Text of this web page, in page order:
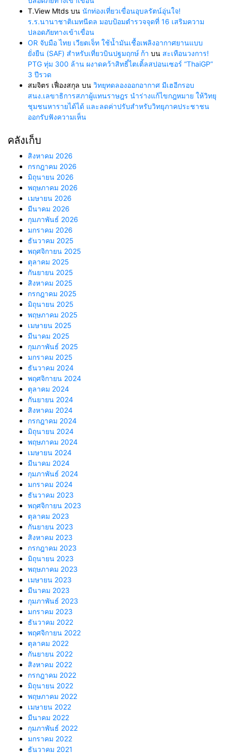
T.View Mtds บน นักท่องเที่ยวเขื่อนอุบลรัตน์อุ่นใจ!
ร.ร.นานาชาติเมทนีดล มอบป้อมตำรวจจุดที่ 16 เสริมความ
ปลอดภัยทางเข้าเขื่อน
OR จับมือ ไทย เวียตเจ็ท ใช้น้ำมันเชื้อเพลิงอากาศยานแบบ
ยั่งยืน (SAF) สำหรับเที่ยวบินปฐมฤกษ์ ก้า บน สะเทือนวงการ!
PTG ทุ่ม 300 ล้าน ผงาดคว้าสิทธิ์ไตเติ้ลสปอนเซอร์ “ThaiGP”
3 ปีรวด
สมจิตร เฟื่องสกุล บน วิทยุทดลองออกอากาศ มีเฮอีกรอบ
สนง.เลขาธิการสภาผู้แทนราษฎร นำร่างแก้ไขกฎหมาย ให้วิทยุ
ชุมชนหารายได้ได้ และลดค่าปรับสำหรับวิทยุภาคประชาชน
ออกรับฟังความเห็น
คลังเก็บ
สิงหาคม 2026
กรกฎาคม 2026
มิถุนายน 2026
พฤษภาคม 2026
เมษายน 2026
มีนาคม 2026
กุมภาพันธ์ 2026
มกราคม 2026
ธันวาคม 2025
พฤศจิกายน 2025
ตุลาคม 2025
กันยายน 2025
สิงหาคม 2025
กรกฎาคม 2025
มิถุนายน 2025
พฤษภาคม 2025
เมษายน 2025
มีนาคม 2025
กุมภาพันธ์ 2025
มกราคม 2025
ธันวาคม 2024
พฤศจิกายน 2024
ตุลาคม 2024
กันยายน 2024
สิงหาคม 2024
กรกฎาคม 2024
มิถุนายน 2024
พฤษภาคม 2024
เมษายน 2024
มีนาคม 2024
กุมภาพันธ์ 2024
มกราคม 2024
ธันวาคม 2023
พฤศจิกายน 2023
ตุลาคม 2023
กันยายน 2023
สิงหาคม 2023
กรกฎาคม 2023
มิถุนายน 2023
พฤษภาคม 2023
เมษายน 2023
มีนาคม 2023
กุมภาพันธ์ 2023
มกราคม 2023
ธันวาคม 2022
พฤศจิกายน 2022
ตุลาคม 2022
กันยายน 2022
สิงหาคม 2022
กรกฎาคม 2022
มิถุนายน 2022
พฤษภาคม 2022
เมษายน 2022
มีนาคม 2022
กุมภาพันธ์ 2022
มกราคม 2022
ธันวาคม 2021